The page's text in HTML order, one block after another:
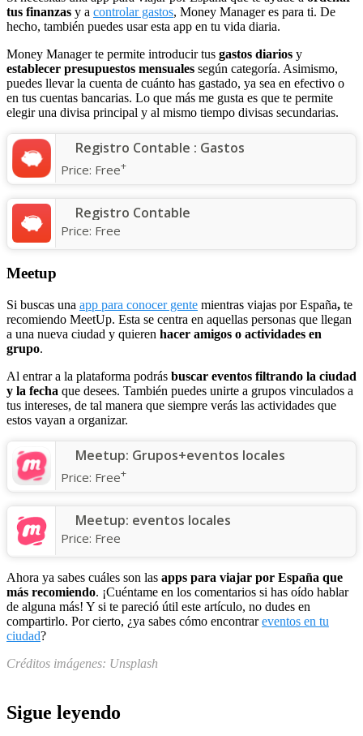
tus finanzas y a controlar gastos, Money Manager es para ti. De
hecho, también puedes usar esta app en tu vida diaria.
Money Manager te permite introducir tus gastos diarios y
establecer presupuestos mensuales según categoría. Asimismo,
puedes llevar la cuenta de cuánto has gastado, ya sea en efectivo o
en tus cuentas bancarias. Lo que más me gusta es que te permite
elegir una divisa principal y al mismo tiempo divisas secundarias.
Registro Contable : Gastos
Price: Free+
Registro Contable
Price: Free
Meetup
Si buscas una app para conocer gente mientras viajas por España, te
recomiendo MeetUp. Esta se centra en aquellas personas que llegan
a una nueva ciudad y quieren hacer amigos o actividades en
grupo.
Al entrar a la plataforma podrás buscar eventos filtrando la ciudad
y la fecha que desees. También puedes unirte a grupos vinculados a
tus intereses, de tal manera que siempre verás las actividades que
estos vayan a organizar.
Meetup: Grupos+eventos locales
Price: Free+
Meetup: eventos locales
Price: Free
Ahora ya sabes cuáles son las apps para viajar por España que
más recomiendo. ¡Cuéntame en los comentarios si has oído hablar
de alguna más! Y si te pareció útil este artículo, no dudes en
compartirlo. Por cierto, ¿ya sabes cómo encontrareventos en tu
ciudad?
Créditos imágenes: Unsplash
Sigue leyendo